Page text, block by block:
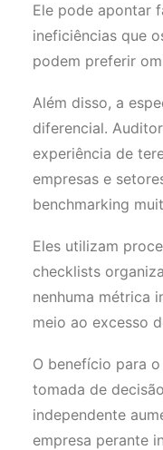
Ele pode apontar
ineficiências que
podem preferir
Além disso, a
diferencial.
experiência de
empresas e
benchmarking
Eles utilizam
checklists
nenhuma métrica
meio ao excesso
O benefício para
tomada de
independente
empresa perante